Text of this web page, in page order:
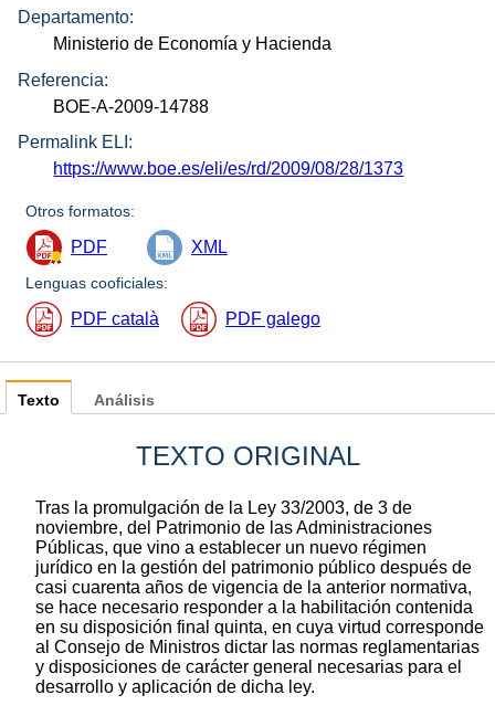
Departamento:
Ministerio de Economía y Hacienda
Referencia:
BOE-A-2009-14788
Permalink ELI:
https://www.boe.es/eli/es/rd/2009/08/28/1373
Otros formatos:
PDF XML
Lenguas cooficiales:
PDF català PDF galego
Texto
TEXTO ORIGINAL
Tras la promulgación de la Ley 33/2003, de 3 de
noviembre, del Patrimonio de las Administraciones
Públicas, que vino a establecer un nuevo régimen
jurídico en la gestión del patrimonio público después de
casi cuarenta años de vigencia de la anterior normativa,
se hace necesario responder a la habilitación contenida
en su disposición final quinta, en cuya virtud corresponde
al Consejo de Ministros dictar las normas reglamentarias
y disposiciones de carácter general necesarias para el
desarrollo y aplicación de dicha ley.
Análisis